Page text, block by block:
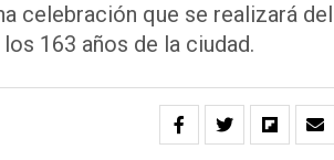
celebración que se realizará del
163 años de la ciudad.